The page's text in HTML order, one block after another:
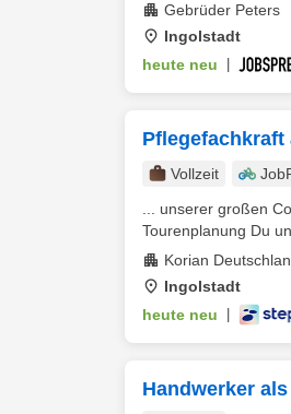
Gebrüder Peters
Ingolstadt
heute neu
Pflegefachkraft
Vollzeit
... unserer großen
Tourenplanung Du
Korian
Ingolstadt
heute neu
Handwerker